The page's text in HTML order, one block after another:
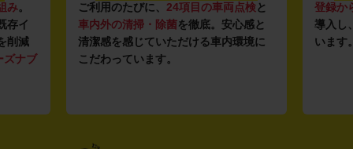
み。
存イ
削減
ズナブ
ご利用のたびに、 24項目の車両点検と
車内外の清掃・除菌を徹底。安心感と
清潔感を感じていただける車内環境に
こだわっています。
登録か
導入し
います